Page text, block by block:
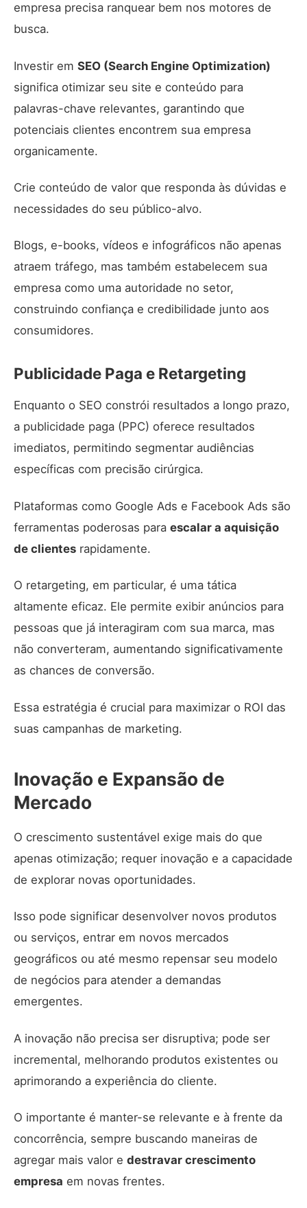
empresa precisa ranquear bem nos motores de
busca.
Investir em SEO (Search Engine Optimization)
significa otimizar seu site e conteúdo para
palavras-chave relevantes, garantindo que
potenciais clientes encontrem sua empresa
organicamente.
Crie conteúdo de valor que responda às dúvidas e
necessidades do seu público-alvo.
Blogs, e-books, vídeos e infográficos não apenas
atraem tráfego, mas também estabelecem sua
empresa como uma autoridade no setor,
construindo confiança e credibilidade junto aos
consumidores.
Publicidade Paga e Retargeting
Enquanto o SEO constrói resultados a longo prazo,
a publicidade paga (PPC) oferece resultados
imediatos, permitindo segmentar audiências
específicas com precisão cirúrgica.
Plataformas como Google Ads e Facebook Ads são
ferramentas poderosas para escalar a aquisição
de clientes rapidamente.
O retargeting, em particular, é uma tática
altamente eficaz. Ele permite exibir anúncios para
pessoas que já interagiram com sua marca, mas
não converteram, aumentando significativamente
as chances de conversão.
Essa estratégia é crucial para maximizar o ROI das
suas campanhas de marketing.
Inovação e Expansão de
Mercado
O crescimento sustentável exige mais do que
apenas otimização; requer inovação e a capacidade
de explorar novas oportunidades.
Isso pode significar desenvolver novos produtos
ou serviços, entrar em novos mercados
geográficos ou até mesmo repensar seu modelo
de negócios para atender a demandas
emergentes.
A inovação não precisa ser disruptiva; pode ser
incremental, melhorando produtos existentes ou
aprimorando a experiência do cliente.
O importante é manter-se relevante e à frente da
concorrência, sempre buscando maneiras de
agregar mais valor e destravar crescimento
empresa em novas frentes.